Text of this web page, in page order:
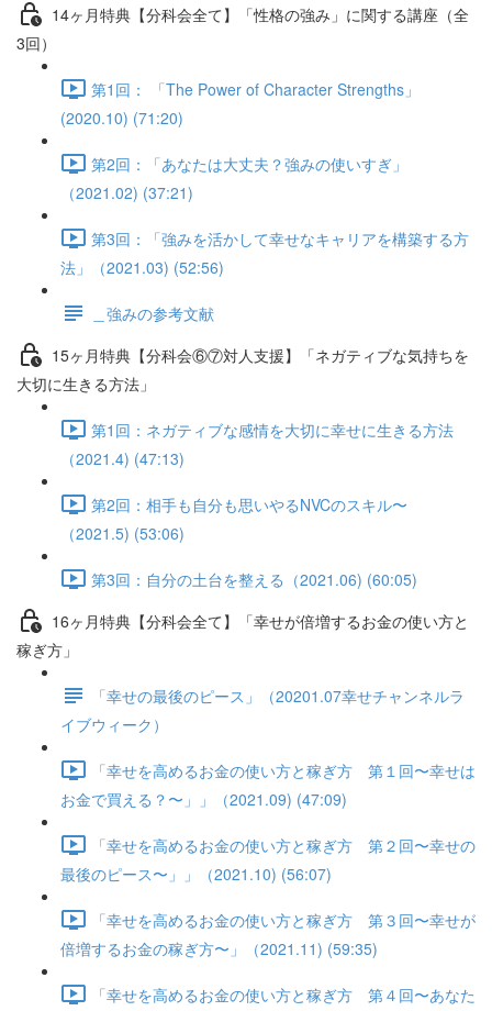
14ヶ月特典【分科会全て】「性格の強み」に関する講座（全
3回）
第1回： 「The Power of Character Strengths」
(2020.10) (71:20)
第2回：「あなたは大丈夫？強みの使いすぎ」
（2021.02) (37:21)
第3回：「強みを活かして幸せなキャリアを構築する方
法」（2021.03) (52:56)
＿強みの参考文献
15ヶ月特典【分科会⑥⑦対人支援】「ネガティブな気持ちを
大切に生きる方法」
第1回：ネガティブな感情を大切に幸せに生きる方法
（2021.4) (47:13)
第2回：相手も自分も思いやるNVCのスキル〜
（2021.5) (53:06)
第3回：自分の土台を整える（2021.06) (60:05)
16ヶ月特典【分科会全て】「幸せが倍増するお金の使い方と
稼ぎ方」
「幸せの最後のピース」（20201.07幸せチャンネルラ
イブウィーク）
「幸せを高めるお金の使い方と稼ぎ方 第１回〜幸せは
お金で買える？〜」」（2021.09) (47:09)
「幸せを高めるお金の使い方と稼ぎ方 第２回〜幸せの
最後のピース〜」」（2021.10) (56:07)
「幸せを高めるお金の使い方と稼ぎ方 第３回〜幸せが
倍増するお金の稼ぎ方〜」（2021.11) (59:35)
「幸せを高めるお金の使い方と稼ぎ方 第４回〜あなた